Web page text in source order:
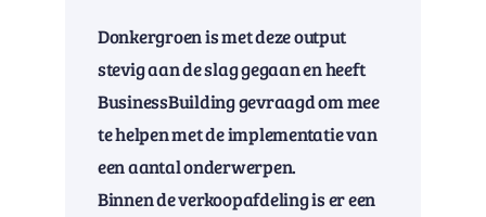
Donkergroen is met deze output
stevig aan de slag gegaan en heeft
BusinessBuilding gevraagd om mee
te helpen met de implementatie van
een aantal onderwerpen.
Binnen de verkoopafdeling is er een